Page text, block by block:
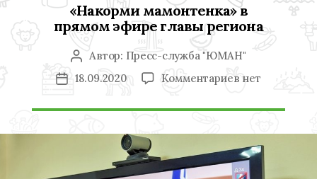
«Накорми мамонтенка» в
прямом эфире главы региона
Автор
записи
Автор: Пресс-служба "ЮМАН"
Дата18.09.2020 Комментариевк
«Накорми
мамонтенка»
нет